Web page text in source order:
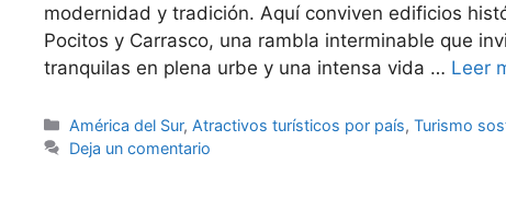
modernidad y tradición. Aquí conviven edificios
Pocitos y Carrasco, una rambla interminable que
tranquilas en plena urbe y una intensa vida … Leer
Categorías
América del Sur, Atractivos turísticos por país,Turismo
Deja un comentario